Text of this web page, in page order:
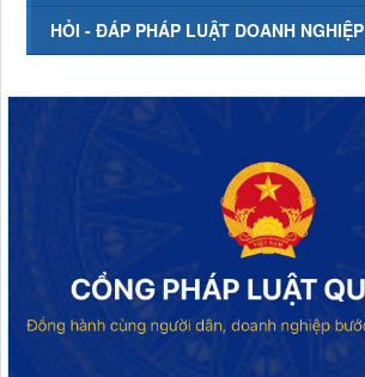
HỎI - ĐÁP PHÁP LUẬT DOANH NGHIỆP